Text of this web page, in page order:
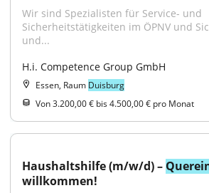
Wir sind Spezialisten für Service- und
Sicherheitstätigkeiten im ÖPNV und
und...
H.i. Competence Group GmbH
Essen, Raum Duisburg
Von 3.200,00 € bis 4.500,00 € pro Monat
Haushaltshilfe (m/w/d) –
willkommen!